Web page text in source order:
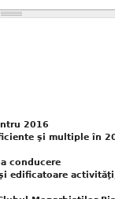
2016
şi multiple în
conducere
edificatoare